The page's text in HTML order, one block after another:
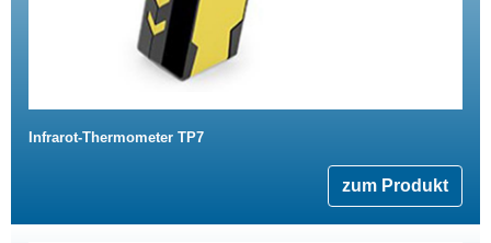
Infrarot-Thermometer TP7
zum Produkt